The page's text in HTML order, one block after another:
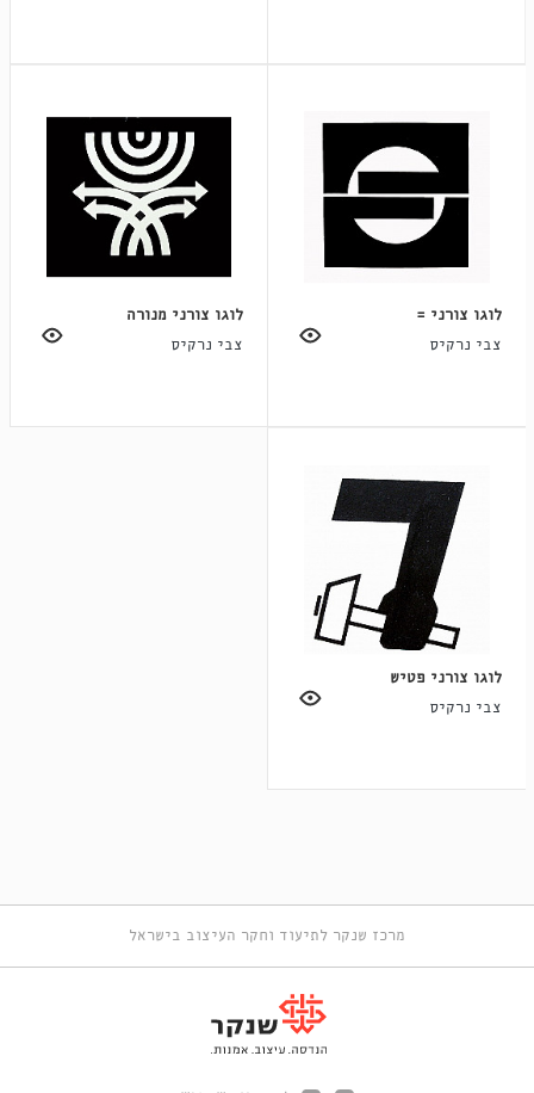
לוגו צורני =
צבי נרקיס
לוגו צורני מנורה
צבי נרקיס
לוגו צורני פטיש
צבי נרקיס
מרכז שנקר לתיעוד וחקר העיצוב בישראל